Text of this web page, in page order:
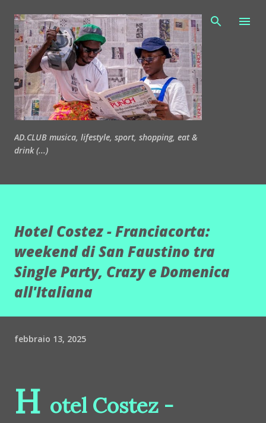
Passa ai contenuti principali
AD.CLUB musica, lifestyle, sport, shopping, eat &
drink (...)
Hotel Costez - Franciacorta:
weekend di San Faustino tra
Single Party, Crazy e Domenica
all'Italiana
febbraio 13, 2025
H otel Costez -